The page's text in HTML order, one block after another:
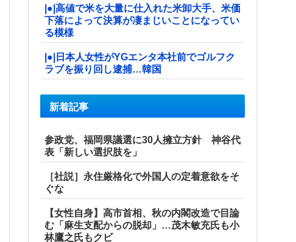
|●|高値で米を大量に仕入れた米卸大手、米価
下落によって決算が凄まじいことになってい
る模様
|●|日本人女性がYGエンタ本社前でゴルフク
ラブを振り回し逮捕…韓国
新着記事
参政党、福岡県議選に30人擁立方針 神谷代
表「新しい選択肢を」
［社説］永住厳格化で外国人の定着意欲をそ
ぐな
【女性自身】高市首相、秋の内閣改造で目論
む「麻生支配からの脱却」…茂木敏充氏も小
林鷹之氏もクビ